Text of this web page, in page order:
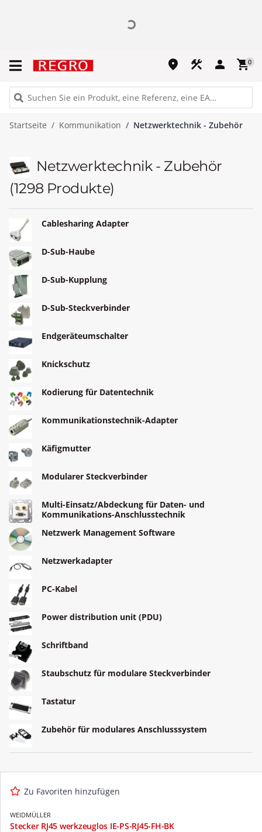
place construction person shopping_cart0
Startseite Kommunikation Netzwerktechnik - Zubehör
Netzwerktechnik - Zubehör
(1298 Produkte)
Cablesharing Adapter
D-Sub-Haube
D-Sub-Kupplung
D-Sub-Steckverbinder
Endgeräteumschalter
Knickschutz
Kodierung für Datentechnik
Kommunikationstechnik-Adapter
Käfigmutter
Modularer Steckverbinder
Multi-Einsatz/Abdeckung für Daten- und
Kommunikations-Anschlusstechnik
Netzwerk Management Software
Netzwerkadapter
PC-Kabel
Power distribution unit (PDU)
Schriftband
Staubschutz für modulare Steckverbinder
Tastatur
Zubehör für modulares Anschlusssystem
Zu Favoriten hinzufügen
WEIDMÜLLER
Stecker RJ45 werkzeuglos IE-PS-RJ45-FH-BK